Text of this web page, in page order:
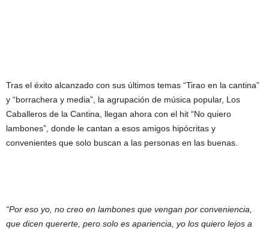
Tras el éxito alcanzado con sus últimos temas “Tirao en la cantina”
y “borrachera y media”, la agrupación de música popular, Los
Caballeros de la Cantina, llegan ahora con el hit “No quiero
lambones”, donde le cantan a esos amigos hipócritas y
convenientes que solo buscan a las personas en las buenas.
“Por eso yo, no creo en lambones que vengan por conveniencia,
que dicen quererte, pero solo es apariencia, yo los quiero lejos a